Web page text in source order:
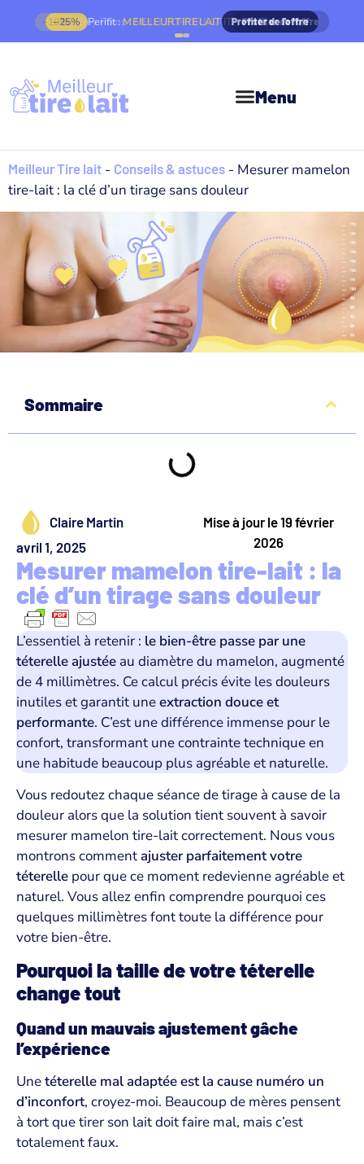
−10% Emy Pump :MEILLEURTIRELAIT Profiter de l'offre
Menu
Meilleur Tire lait - Conseils & astuces - Mesurer mamelon
tire-lait : la clé d’un tirage sans douleur
Sommaire
Claire Martin
avril 1, 2025
Mise à jour le 19 février
2026
Mesurer mamelon tire-lait : la
clé d’un tirage sans douleur
L’essentiel à retenir : le bien-être passe par une
téterelle ajustée au diamètre du mamelon, augmenté
de 4 millimètres. Ce calcul précis évite les douleurs
inutiles et garantit uneextraction douce et
performante. C’est une différence immense pour le
confort, transformant une contrainte technique en
une habitude beaucoup plus agréable et naturelle.
Vous redoutez chaque séance de tirage à cause de la
douleur alors que la solution tient souvent à savoir
mesurer mamelon tire-lait correctement. Nous vous
montrons commentajuster parfaitement votre
téterelle pour que ce moment redevienne agréable et
naturel. Vous allez enfin comprendre pourquoi ces
quelques millimètres font toute la différence pour
votre bien-être.
Pourquoi la taille de votre téterelle
change tout
Quand un mauvais ajustement gâche
l’expérience
Unetéterelle mal adaptée est la cause numéro un
d’inconfort, croyez-moi. Beaucoup de mères pensent
à tort que tirer son lait doit faire mal, mais c’est
totalement faux.